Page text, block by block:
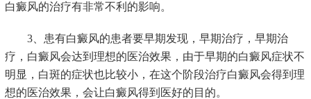
白癜风的治疗有非常不利的影响。
3、患有白癜风的患者要早期发现，早期治疗，早期治
疗，白癜风会达到理想的医治效果，由于早期的白癜风症状不
明显，白斑的症状也比较小，在这个阶段治疗白癜风会得到理
想的医治效果，会让白癜风得到医好的目的。